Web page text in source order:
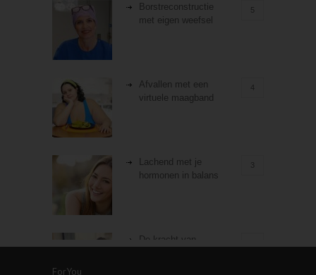
Borstreconstructie
met eigen weefsel
5
Afvallen met een
virtuele maagband
4
Lachend met je
hormonen in balans
3
De kracht van
ForYou